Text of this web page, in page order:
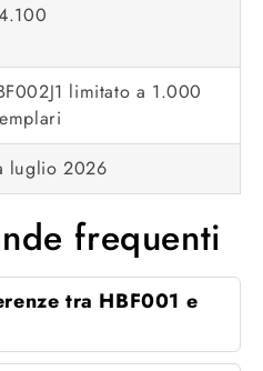
limitato a 1.000
luglio 2026
frequenti
tra HBF001 e